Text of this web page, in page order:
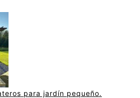
para jardín pequeño.